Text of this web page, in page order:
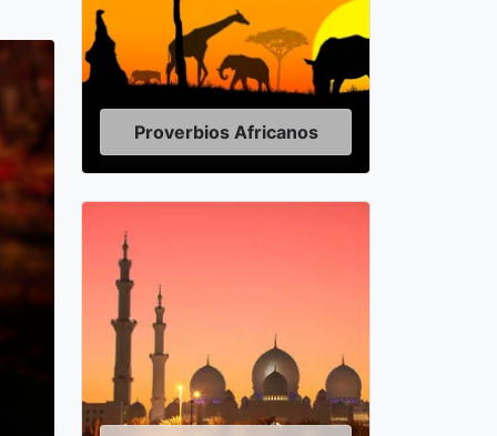
Proverbios Africanos